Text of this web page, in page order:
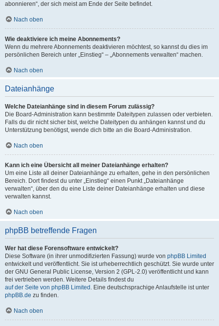
abonnieren“, der sich meist am Ende der Seite befindet.
Nach oben
Wie deaktiviere ich meine Abonnements?
Wenn du mehrere Abonnements deaktivieren möchtest, so kannst du dies im
persönlichen Bereich unter „Einstieg“ – „Abonnements verwalten“ machen.
Nach oben
Dateianhänge
Welche Dateianhänge sind in diesem Forum zulässig?
Die Board-Administration kann bestimmte Dateitypen zulassen oder verbieten.
Falls du dir nicht sicher bist, welche Dateitypen du anhängen kannst und du
Unterstützung benötigst, wende dich bitte an die Board-Administration.
Nach oben
Kann ich eine Übersicht all meiner Dateianhänge erhalten?
Um eine Liste all deiner Dateianhänge zu erhalten, gehe in den persönlichen
Bereich. Dort findest du unter „Einstieg“ einen Punkt „Dateianhänge
verwalten“, über den du eine Liste deiner Dateianhänge erhalten und diese
verwalten kannst.
Nach oben
phpBB betreffende Fragen
Wer hat diese Forensoftware entwickelt?
Diese Software (in ihrer unmodifizierten Fassung) wurde von phpBB Limited
entwickelt und veröffentlicht. Sie ist urheberrechtlich geschützt. Sie wurde unter
der GNU General Public License, Version 2 (GPL-2.0) veröffentlicht und kann
frei vertrieben werden. Weitere Details findest du
auf der Seite von phpBB Limited . Eine deutschsprachige Anlaufstelle ist unter
phpBB.de zu finden.
Nach oben